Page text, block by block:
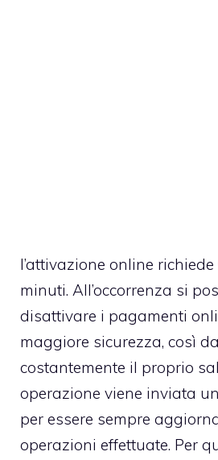
l’attivazione online
minuti. All’occorrenza si
disattivare i pagamenti
maggiore sicurezza, così
costantemente il proprio
operazione viene inviata
per essere sempre
operazioni effettuate. Per